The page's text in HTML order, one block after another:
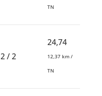
TN
2 / 2
24,74
12,37 km /
TN